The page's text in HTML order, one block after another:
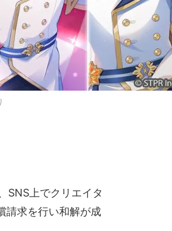
SNS上でクリエイタ
請求を行い和解が成